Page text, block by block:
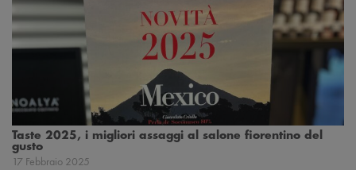
Taste 2025, i migliori assaggi al salone fiorentino del
gusto
17 Febbraio 2025